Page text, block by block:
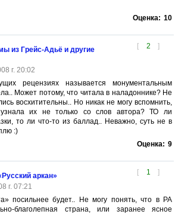
Оценка: 10
[ 2 ]
из Грейс-Адьё и другие
г. 20:02
рецензиях называется монументальным
Может потому, что читала в наладоннике? Не
восхитительны.. Но никак не могу вспомнить,
узнала их не только со слов автора? ТО ли
то ли что-то из баллад.. Неважно, суть не в
:)
Оценка: 9
[ 1 ]
аркан»
г. 07:21
посильнее будет.. Не могу понять, что в РА
благолепная страна, или заранее ясное